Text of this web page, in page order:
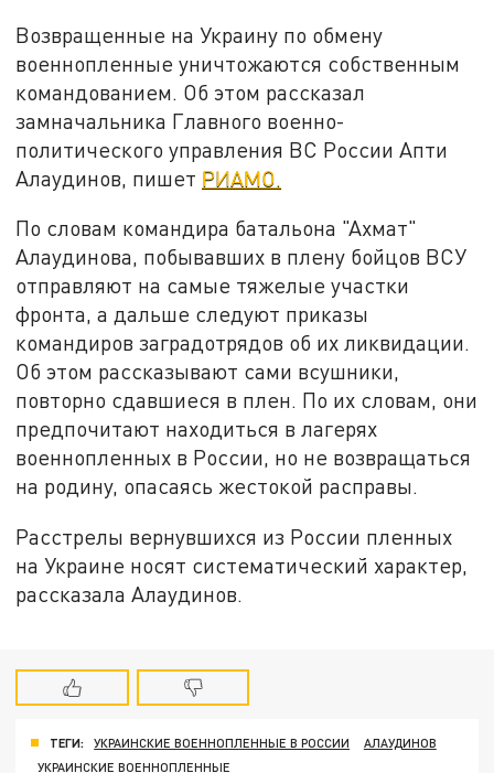
Возвращенные на Украину по обмену
военнопленные уничтожаются собственным
командованием. Об этом рассказал
замначальника Главного военно-
политического управления ВС России Апти
Алаудинов, пишет РИАМО.
По словам командира батальона "Ахмат"
Алаудинова, побывавших в плену бойцов ВСУ
отправляют на самые тяжелые участки
фронта, а дальше следуют приказы
командиров заградотрядов об их ликвидации.
Об этом рассказывают сами всушники,
повторно сдавшиеся в плен. По их словам, они
предпочитают находиться в лагерях
военнопленных в России, но не возвращаться
на родину, опасаясь жестокой расправы.
Расстрелы вернувшихся из России пленных
на Украине носят систематический характер,
рассказала Алаудинов.
ТЕГИ: УКРАИНСКИЕ ВОЕННОПЛЕННЫЕ В РОССИИ
АЛАУДИНОВ
УКРАИНСКИЕ ВОЕННОПЛЕННЫЕ